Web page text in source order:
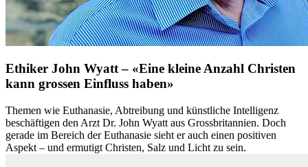
Ethiker John Wyatt – «Eine kleine Anzahl Christen
kann grossen Einfluss haben»
Themen wie Euthanasie, Abtreibung und künstliche Intelligenz
beschäftigen den Arzt Dr. John Wyatt aus Grossbritannien. Doch
gerade im Bereich der Euthanasie sieht er auch einen positiven
Aspekt – und ermutigt Christen, Salz und Licht zu sein.